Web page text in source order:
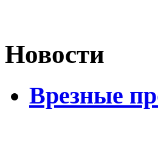
Новости
Врезные